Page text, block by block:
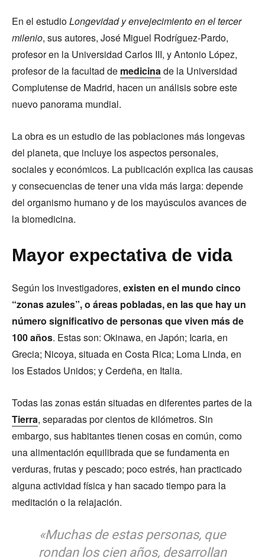
En el estudioLongevidad y envejecimiento en el tercer
milenio, sus autores, José Miguel Rodríguez-Pardo,
profesor en la Universidad Carlos III, y Antonio López,
profesor de la facultad de medicinade la Universidad
Complutense de Madrid, hacen un análisis sobre este
nuevo panorama mundial.
La obra es un estudio de las poblaciones más longevas
del planeta, que incluye los aspectos personales,
sociales y económicos. La publicación explica las causas
y consecuencias de tener una vida más larga: depende
del organismo humano y de los mayúsculos avances de
la biomedicina.
Mayor expectativa de vida
Según los investigadores, existen en el mundo cinco
“zonas azules”, o áreas pobladas, en las que hay un
número significativo de personas que viven más de
100 años. Estas son: Okinawa, en Japón; Icaria, en
Grecia; Nicoya, situada en Costa Rica; Loma Linda, en
los Estados Unidos; y Cerdeña, en Italia.
Todas las zonas están situadas en diferentes partes de la
Tierra, separadas por cientos de kilómetros. Sin
embargo, sus habitantes tienen cosas en común, como
una alimentación equilibrada que se fundamenta en
verduras, frutas y pescado; poco estrés, han practicado
alguna actividad física y han sacado tiempo para la
meditación o la relajación.
«Muchas de estas personas, que
rondan los cien años, desarrollan